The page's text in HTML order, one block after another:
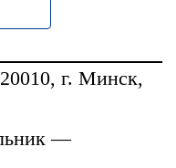
г. Минск,
—